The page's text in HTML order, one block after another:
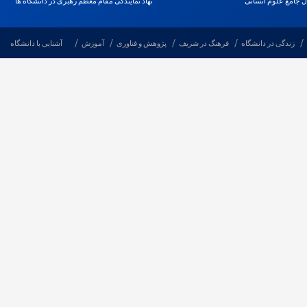
آشنایی با دانشگاه آموزش پژوهش و فناوری فرهنگ در شریف زندگی در دانشگاه